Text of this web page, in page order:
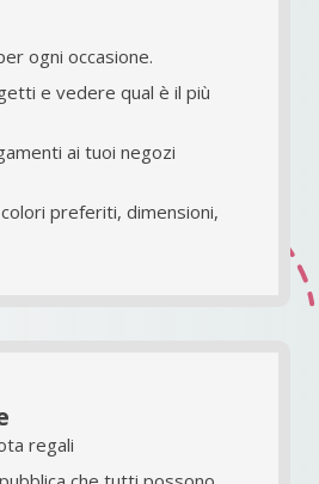
ogni occasione.
e vedere qual è il più
ai tuoi negozi
preferiti, dimensioni,
regali